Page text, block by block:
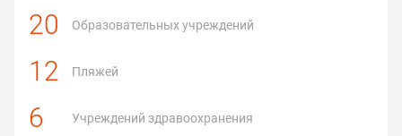
20 Образовательных учреждений
12 Пляжей
6 Учреждений здравоохранения